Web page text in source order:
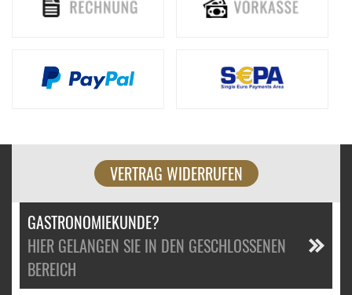
VERTRAG WIDERRUFEN
GASTRONOMIEKUNDE?
HIER GELANGEN SIE IN DEN GESCHLOSSENEN
BEREICH